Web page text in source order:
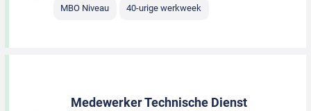
MBO Niveau 40-urige werkweek
Medewerker Technische Dienst